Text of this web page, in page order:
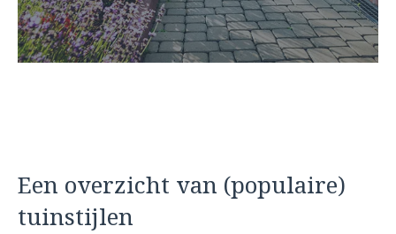
Een overzicht van (populaire)
tuinstijlen